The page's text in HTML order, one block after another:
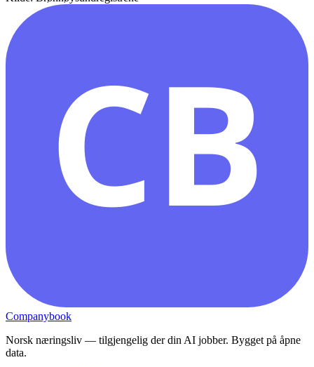
CB
Companybook
Norsk næringsliv — tilgjengelig der din AI jobber. Bygget på åpne
data.